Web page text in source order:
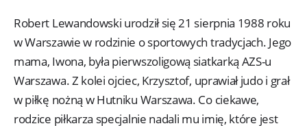
Robert Lewandowski urodził się 21 sierpnia 1988 roku
w Warszawie w rodzinie o sportowych tradycjach. Jego
mama, Iwona, była pierwszoligową siatkarką AZS-u
Warszawa. Z kolei ojciec, Krzysztof, uprawiał judo i grał
w piłkę nożną w Hutniku Warszawa. Co ciekawe,
rodzice piłkarza specjalnie nadali mu imię, które jest